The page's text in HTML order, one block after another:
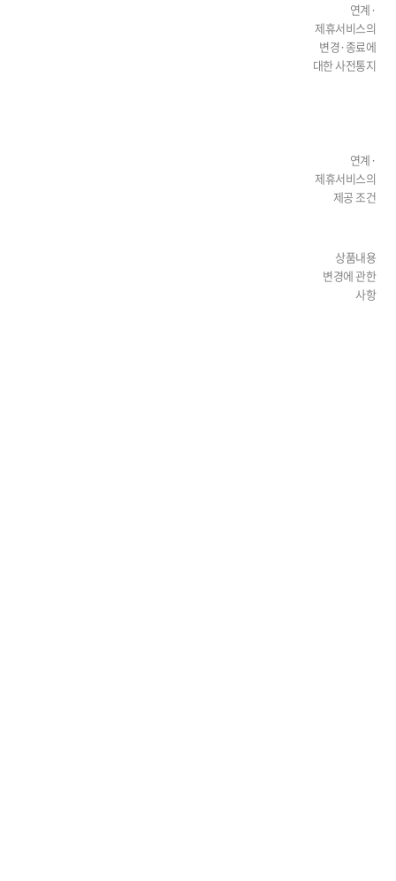
연계·
제휴서비스의
변경·종료에
대한 사전통지
연계·
제휴서비스의
제공 조건
상품내용
변경에 관한
사항